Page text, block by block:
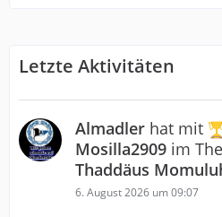
Letzte Aktivitäten
Almadler hat mit
Mosilla2909 im
Thaddäus
6. August 2026 um 09:07